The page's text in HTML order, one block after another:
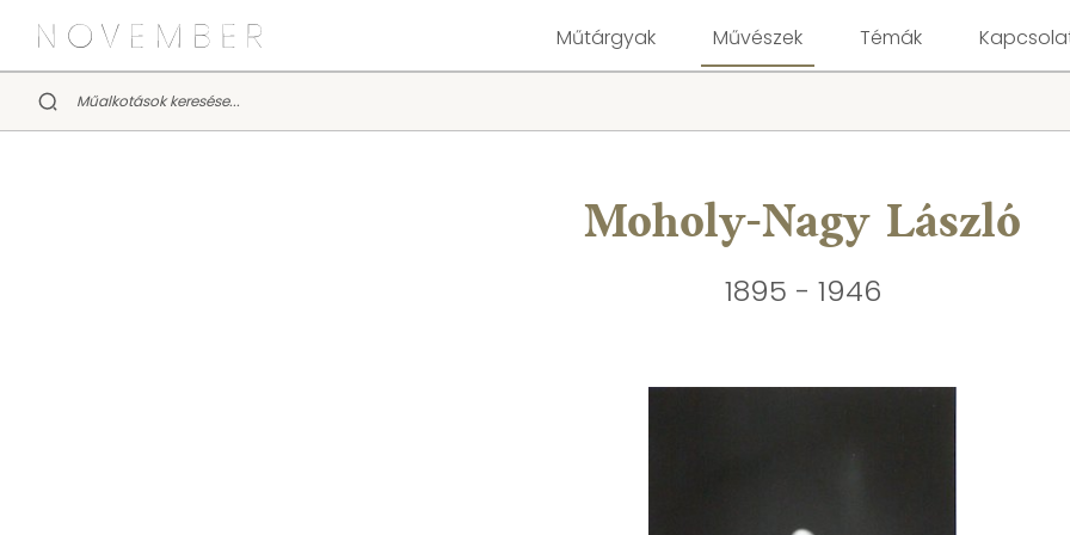
Műtárgyak Művészek Témák
Moholy-Nagy László
1895 - 1946